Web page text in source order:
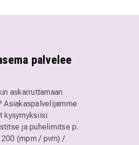
palvelee
askarruttamaan
Asiakaspalvelijamme
kysymyksiisi
ja puhelimitsep.
(mpm / pvm)/